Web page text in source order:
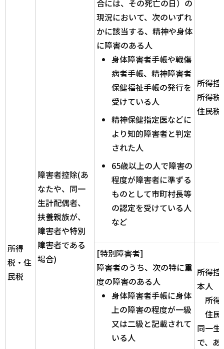
所得
税・住
民税
障害者控除(あ
なたや、同一
生計配偶者、
扶養親族が、
障害者や特別
障害者である
場合)
合には、その死亡の日）の
現況において、次のいずれ
かに該当する、精神や身体
に障害のある人
身体障害者手帳や戦傷
病者手帳、精神障害者
保健福祉手帳の発行を
受けている人
精神保健指定医などに
より知的障害者と判定
された人
65歳以上の人で障害の
程度が障害者に準ずる
ものとして市町村長等
の認定を受けている人
など
所得控
所得税
住民税
[特別障害者]
障害者のうち、次の特に重
度の障害のある人
身体障害者手帳に身体
上の障害の程度が一級
又は二級と記載されて
いる人
所得控
本人
所得
住民
同一生
で、あ